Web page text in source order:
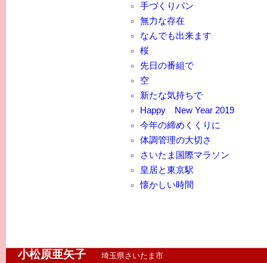
手づくりパン
無力な存在
なんでも出来ます
桜
先日の番組で
空
新たな気持ちで
Happy New Year 2019
今年の締めくくりに
体調管理の大切さ
さいたま国際マラソン
皇居と東京駅
懐かしい時間
小松原亜矢子 埼玉県さいたま市